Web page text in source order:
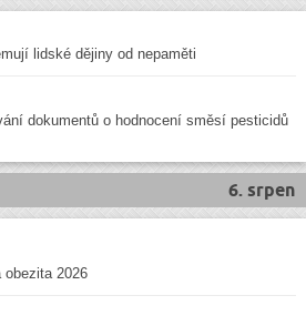
lidské dějiny od nepaměti
dokumentů o hodnocení směsí pesticidů
6. srpen
obezita 2026